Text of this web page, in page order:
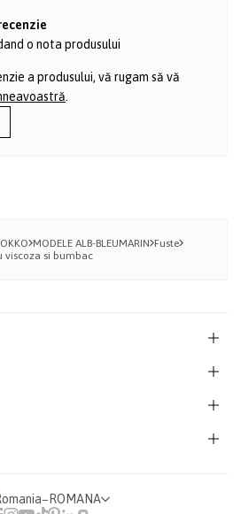
o nota produsului
a produsului, vă rugam să vă
MODELE ALB-BLEUMARIN Fuste
viscoza si bumbac
− ROMANA